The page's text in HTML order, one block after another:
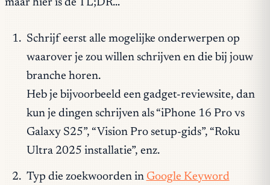
maar hier is de TL;DR…
Schrijf eerst alle mogelijke onderwerpen op
waarover je zou willen schrijven en die bij jouw
branche horen.
Heb je bijvoorbeeld een gadget-reviewsite, dan
kun je dingen schrijven als “iPhone 16 Pro vs
Galaxy S25”, “Vision Pro setup-gids”, “Roku
Ultra 2025 installatie”, enz.
Typ die zoekwoorden in Google Keyword